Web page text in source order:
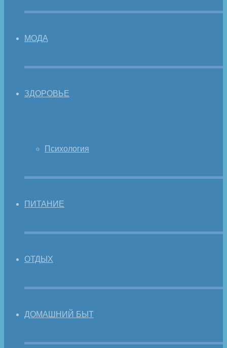
МОДА
ЗДОРОВЬЕ
Психология
ПИТАНИЕ
ОТДЫХ
ДОМАШНИЙ БЫТ